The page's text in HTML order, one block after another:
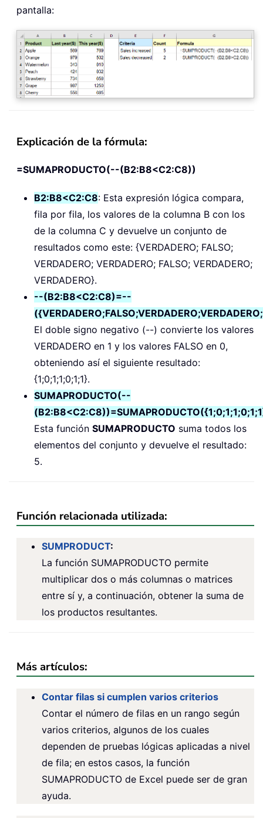
pantalla:
Explicación de la fórmula:
=SUMAPRODUCTO(--(B2:B8<C2:C8))
B2:B8<C2:C8: Esta expresión lógica compara,
fila por fila, los valores de la columna B con los
de la columna C y devuelve un conjunto de
resultados como este: {VERDADERO; FALSO;
VERDADERO; VERDADERO; FALSO; VERDADERO;
VERDADERO}.
--(B2:B8<C2:C8)=--
El doble signo negativo (--) convierte los valores
VERDADERO en 1 y los valores FALSO en 0,
obteniendo así el siguiente resultado:
{1;0;1;1;0;1;1}.
SUMAPRODUCTO(--
Esta función SUMAPRODUCTO suma todos los
elementos del conjunto y devuelve el resultado:
5.
Función relacionada utilizada:
SUMPRODUCT:
La función SUMAPRODUCTO permite
multiplicar dos o más columnas o matrices
entre sí y, a continuación, obtener la suma de
los productos resultantes.
Más artículos:
Contar filas si cumplen varios criterios
Contar el número de filas en un rango según
varios criterios, algunos de los cuales
dependen de pruebas lógicas aplicadas a nivel
de fila; en estos casos, la función
SUMAPRODUCTO de Excel puede ser de gran
ayuda.